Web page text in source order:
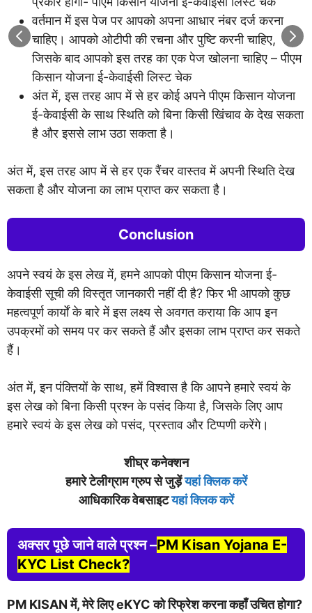
वर्तमान में इस पेज पर आपको अपना आधार नंबर दर्ज करना
चाहिए। आपको ओटीपी की रचना और पुष्टि करनी चाहिए,
जिसके बाद आपको इस तरह का एक पेज खोलना चाहिए – पीएम
किसान योजना ई-केवाईसी लिस्ट चेक
अंत में, इस तरह आप में से हर कोई अपने पीएम किसान योजना
ई-केवाईसी के साथ स्थिति को बिना किसी खिंचाव के देख सकता
है और इससे लाभ उठा सकता है।
अंत में, इस तरह आप में से हर एक रैंचर वास्तव में अपनी स्थिति देख
सकता है और योजना का लाभ प्राप्त कर सकता है।
Conclusion
अपने स्वयं के इस लेख में, हमने आपको पीएम किसान योजना ई-
केवाईसी सूची की विस्तृत जानकारी नहीं दी है? फिर भी आपको कुछ
महत्वपूर्ण कार्यों के बारे में इस लक्ष्य से अवगत कराया कि आप इन
उपक्रमों को समय पर कर सकते हैं और इसका लाभ प्राप्त कर सकते
हैं।
अंत में, इन पंक्तियों के साथ, हमें विश्वास है कि आपने हमारे स्वयं के
इस लेख को बिना किसी प्रश्न के पसंद किया है, जिसके लिए आप
हमारे स्वयं के इस लेख को पसंद, प्रस्ताव और टिप्पणी करेंगे।
शीघ्र कनेक्शन
हमारे टेलीग्राम ग्रुप से जुड़ेंयहां क्लिक करें
आधिकारिक वेबसाइटयहां क्लिक करें
अक्सर पूछे जाने वाले प्रश्न –PM Kisan Yojana E-
KYC List Check?
PM KISAN में, मेरे लिए eKYC को रिफ्रेश करना कहाँ उचित होगा?